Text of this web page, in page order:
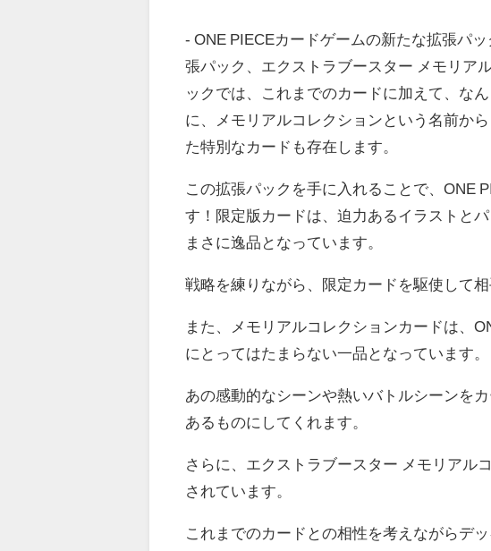
- ONE PIECEカードゲームの新たな拡張パ
張パック、エクストラブースター メモリア
ックでは、これまでのカードに加えて、な
に、メモリアルコレクションという名前か
た特別なカードも存在します。
この拡張パックを手に入れることで、ONE
す！限定版カードは、迫力あるイラストと
まさに逸品となっています。
戦略を練りながら、限定カードを駆使して
また、メモリアルコレクションカードは、
にとってはたまらない一品となっています。
あの感動的なシーンや熱いバトルシーンを
あるものにしてくれます。
さらに、エクストラブースター メモリアル
されています。
これまでのカードとの相性を考えながらデ